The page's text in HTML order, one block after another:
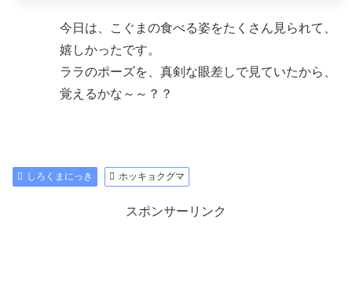
今日は、こぐまの食べる姿をたくさん見られて、
嬉しかったです。
ララのポーズを、真剣な眼差しで見ていたから、
覚えるかな～～？？
しろくまにっき ホッキョクグマ
スポンサーリンク